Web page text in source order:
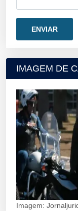
IMAGEM DE
Imagem: